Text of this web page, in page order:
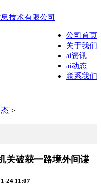
公司首页
关于我们
ai资讯
ai动态
联系我们
>
关破获一路境外间谍
24 11:07